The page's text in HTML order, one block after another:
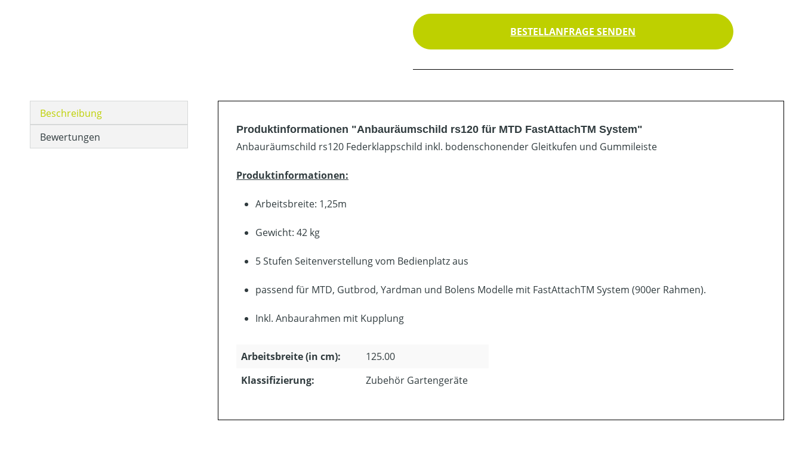
BESTELLANFRAGE SENDEN
Beschreibung
Bewertungen
Produktinformationen "Anbauräumschild rs120 für MTD FastAttachTM System"
Anbauräumschild rs120 Federklappschild inkl. bodenschonender Gleitkufen und Gummileiste
Produktinformationen:
Arbeitsbreite: 1,25m
Gewicht: 42 kg
5 Stufen Seitenverstellung vom Bedienplatz aus
passend für MTD, Gutbrod, Yardman und Bolens Modelle mit FastAttachTM System (900er Rahmen).
Inkl. Anbaurahmen mit Kupplung
Arbeitsbreite (in cm):
125.00
Klassifizierung:
Zubehör Gartengeräte